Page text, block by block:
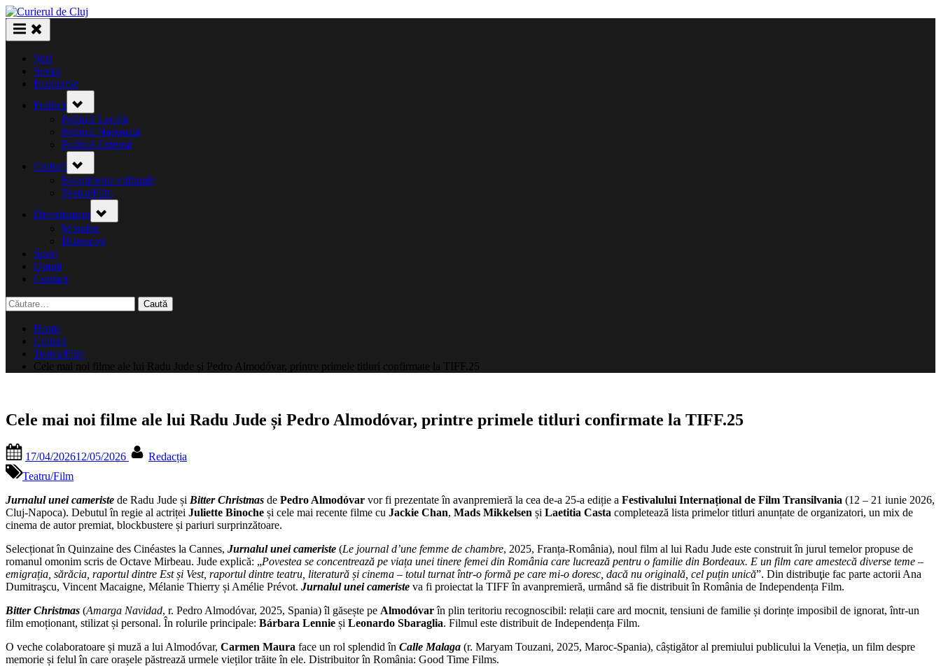
Skip
to
content
Știri
Social
Economie
Politică
sub-
menu
Politică Locală
Politică Națională
Politică Externă
Cultură
sub-
menu
Evenimente culturale
Teatru/Film
Divertisment sub-
menu
Monden
Horoscop
Sport
Opinii
Contact
Caută
după:
Home
Cultură
Teatru/Film
Cele mai noi filme ale lui Radu Jude și Pedro Almodóvar, printre primele titluri confirmate la TIFF.25
Cele mai noi filme ale lui Radu Jude și Pedro Almodóvar, printre primele titluri confirmate la TIFF.25
on
17/04/202612/05/2026
Redacția
Teatru/Film
Jurnalul unei cameriste de Radu Jude și Bitter Christmas de Pedro Almodóvar vor fi prezentate în avanpremieră la cea de-a 25-a ediție a Festivalului Internațional de Film Transilvania (12 – 21 iunie 2026,
Cluj-Napoca). Debutul în regie al actriței Juliette Binoche și cele mai recente filme cu Jackie Chan, Mads Mikkelsen și Laetitia Casta completează lista primelor titluri anunțate de organizatori, un mix de
cinema de autor premiat, blockbustere și pariuri surprinzătoare.
Selecționat în Quinzaine des Cinéastes la Cannes, Jurnalul unei cameriste (Le journal d’une femme de chambre, 2025, Franța-România), noul film al lui Radu Jude este construit în jurul temelor propuse de
romanul omonim scris de Octave Mirbeau. Jude explică: „Povestea se concentrează pe viața unei tinere femei din România care lucrează pentru o familie din Bordeaux. E un film care amestecă diverse teme –
emigrația, sărăcia, raportul dintre Est și Vest, raportul dintre teatru, literatură și cinema – totul turnat într-o formă pe care mi-o doresc, dacă nu originală, cel puțin unică”. Din distribuţie fac parte actorii Ana
Dumitraşcu, Vincent Macaigne, Mélanie Thierry și Amélie Prévot. Jurnalul unei cameriste va fi proiectat la TIFF în avanpremieră, urmând să fie distribuit în România de Independența Film.
Bitter Christmas (Amarga Navidad, r. Pedro Almodóvar, 2025, Spania) îl găsește pe Almodóvarîn plin teritoriu recognoscibil: relații care ard mocnit, tensiuni de familie și dorințe imposibil de ignorat, într-un
film emoționant, stilizat și personal. În rolurile principale: Bárbara Lennie și Leonardo Sbaraglia. Filmul este distribuit de Independența Film.
O veche colaboratoare și muză a lui Almodóvar, Carmen Maura face un rol splendid în Calle Malaga (r. Maryam Touzani, 2025, Maroc-Spania), câștigător al premiului publicului la Veneția, un film despre
memorie și felul în care orașele păstrează urmele vieților trăite în ele. Distribuitor în România: Good Time Films.